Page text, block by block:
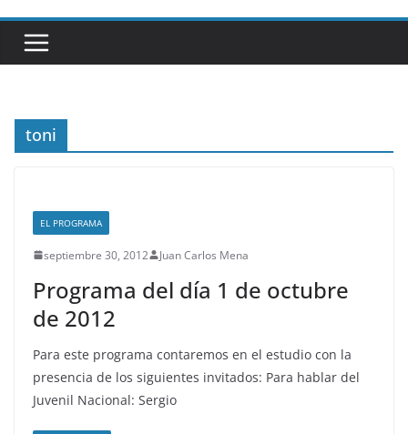
toni
EL PROGRAMA
septiembre 30, 2012 Juan Carlos Mena
Programa del día 1 de octubre
de 2012
Para este programa contaremos en el estudio con la
presencia de los siguientes invitados: Para hablar del
Juvenil Nacional: Sergio